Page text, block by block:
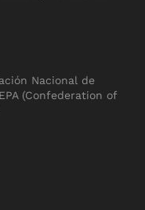
Nacional de
(Confederation of